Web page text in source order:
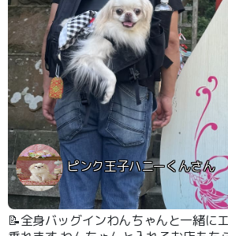
ピンク王子ハニーくんさん
📝全身バッグインわんちゃんと一緒に